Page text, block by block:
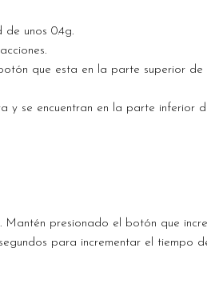
unos 0.4g.
que esta en la parte superior
y se encuentran en la parte inferior
presionado el botón que
para incrementar el tiempo